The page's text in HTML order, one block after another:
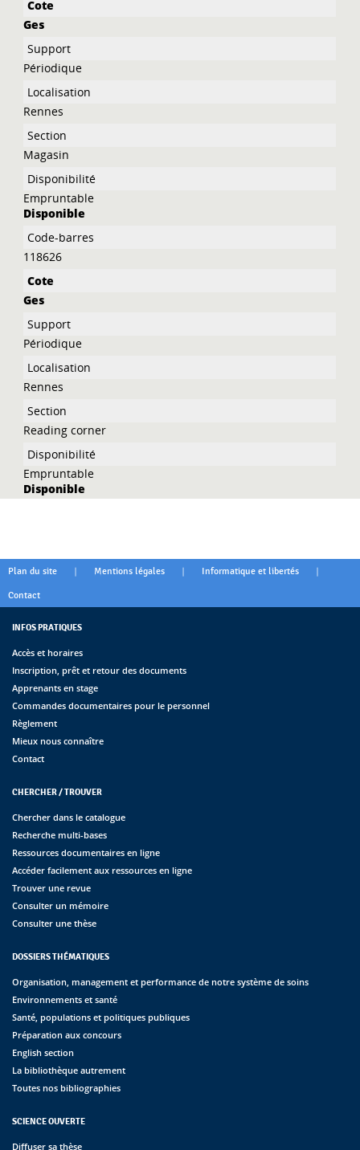
Ges
Périodique
Rennes
Magasin
Empruntable
Disponible
118626
Ges
Périodique
Rennes
Reading corner
Empruntable
Disponible
Plan du site | Mentions légales | Informatique et libertés |
Contact
INFOS PRATIQUES
Accès et horaires
Inscription, prêt et retour des documents
Apprenants en stage
Commandes documentaires pour le personnel
Règlement
Mieux nous connaître
Contact
CHERCHER / TROUVER
Chercher dans le catalogue
Recherche multi-bases
Ressources documentaires en ligne
Accéder facilement aux ressources en ligne
Trouver une revue
Consulter un mémoire
Consulter une thèse
DOSSIERS THÉMATIQUES
Organisation, management et performance de notre système de soins
Environnements et santé
Santé, populations et politiques publiques
Préparation aux concours
English section
La bibliothèque autrement
Toutes nos bibliographies
SCIENCE OUVERTE
Diffuser sa thèse